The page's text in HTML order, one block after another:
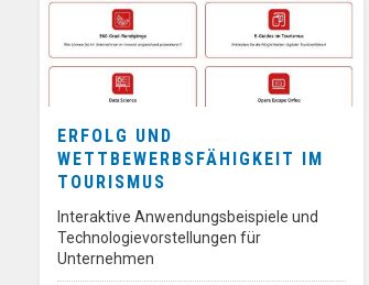
ERFOLG UND
WETTBEWERBSFÄHIGKEIT IM
TOURISMUS
Interaktive Anwendungsbeispiele und
Technologievorstellungen für
Unternehmen